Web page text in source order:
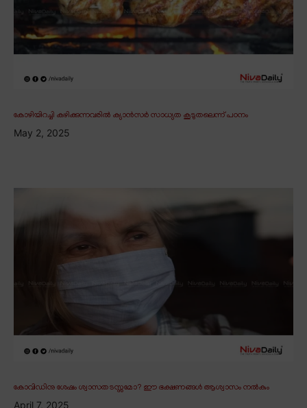
കോഴിയിറച്ചി കഴിക്കുന്നവരിൽ ക്യാൻസർ സാധ്യത കൂടുതലെന്ന് പഠനം
May 2, 2025
കോവിഡിനു ശേഷം ശ്വാസതടസ്സമോ? ഈ ഭക്ഷണങ്ങൾ ആശ്വാസം നൽകും
April 7, 2025